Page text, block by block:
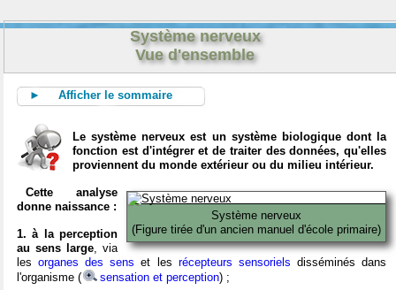
Système nerveux
Vue d'ensemble
► Afficher le sommaire
Le système nerveux est un système biologique dont la
fonction est d'intégrer et de traiter des données, qu'elles
proviennent du monde extérieur ou du milieu intérieur.
Système nerveux
(Figure tirée d'un ancien manuel d'école primaire)
Cette analyse
donne naissance :
1. à la perception
au sens large, via
lesorganes des sens et les récepteurs sensoriels disséminés dans
l'organisme (
sensation et perception) ;